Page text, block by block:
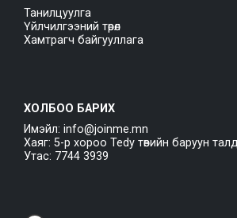
Танилцуулга
Үйлчилгээний төрөл
Хамтрагч байгууллага
ХОЛБОО БАРИХ
Имэйл: info@joinme.mn
Хаяг: 5-р хороо Tedy төвийн баруун
Утас: 7744 3939